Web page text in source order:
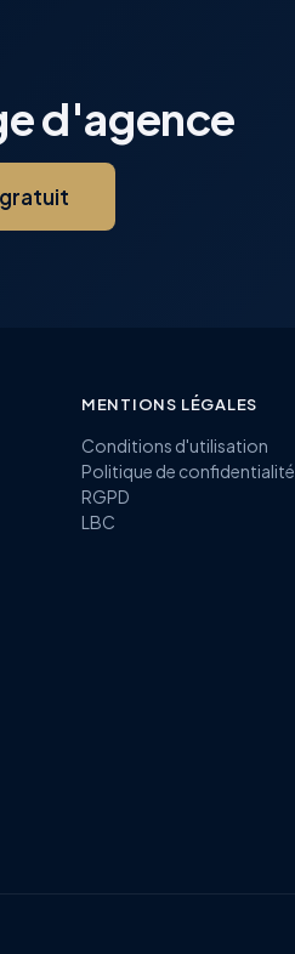
d'agence
MENTIONS LÉGALES
Conditions d'utilisation
Politique de confidentialité
RGPD
LBC